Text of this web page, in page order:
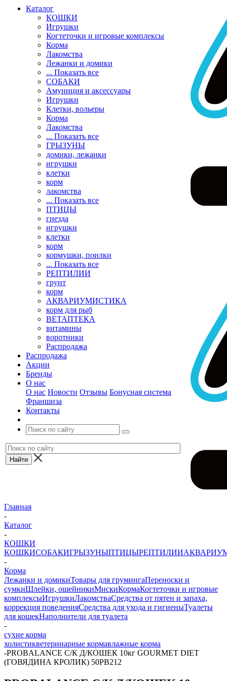
Каталог
КОШКИ
Игрушки
Когтеточки и игровые комплексы
Корма
Лакомства
Лежанки и домики
... Показать все
СОБАКИ
Амуниция и аксессуары
Игрушки
Клетки, вольеры
Корма
Лакомства
... Показать все
ГРЫЗУНЫ
домики, лежанки
игрушки
клетки
корм
лакомства
... Показать все
ПТИЦЫ
гнезда
игрушки
клетки
корм
кормушки, поилки
... Показать все
РЕПТИЛИИ
грунт
корм
АКВАРИУМИСТИКА
корм для рыб
ВЕТАПТЕКА
витамины
воротники
Распродажа
Распродажа
Акции
Бренды
О нас
О нас Новости Отзывы Бонусная система
Франшиза
Контакты
Главная
-
Каталог
-
КОШКИ
КОШКИСОБАКИГРЫЗУНЫПТИЦЫРЕПТИЛИИ
-
Корма
Лежанки и домикиТовары для грумингаПереноски и
сумкиШлейки, ошейникиМискиКормаКогтеточки и игровые
комплексыИгрушкиЛакомстваСредства от пятен и запаха,
коррекция поведенияСредства для ухода и гигиеныТуалеты
для кошекНаполнители для туалета
-
сухие корма
холистикветеринарные кормавлажные корма
-PROBALANCE С/К Д/КОШЕК 10кг GOURMET DIET
(ГОВЯДИНА КРОЛИК) 50РВ212